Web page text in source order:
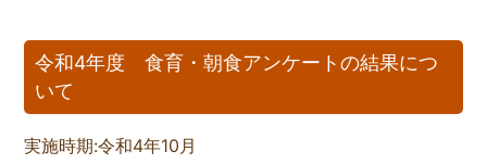
令和4年度 食育・朝食アンケートの結果につ
いて
実施時期:令和4年10月